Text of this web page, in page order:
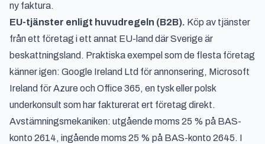
ny faktura.
EU-tjänster enligt huvudregeln (B2B). Köp av tjänster
från ett företag i ett annat EU-land där Sverige är
beskattningsland. Praktiska exempel som de flesta företag
känner igen: Google Ireland Ltd för annonsering, Microsoft
Ireland för Azure och Office 365, en tysk eller polsk
underkonsult som har fakturerat ert företag direkt.
Avstämningsmekaniken: utgående moms 25 % på BAS-
konto 2614, ingående moms 25 % på BAS-konto 2645. I